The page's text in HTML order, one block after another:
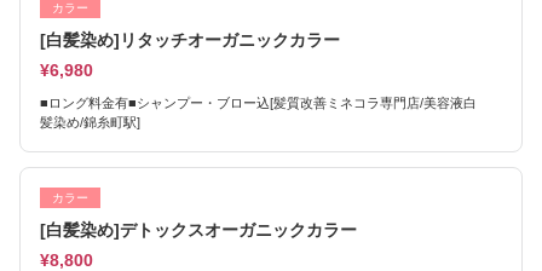
カラー
[白髪染め]リタッチオーガニックカラー
¥6,980
■ロング料金有■シャンプー・ブロー込[髪質改善ミネコラ専門店/美容液白
髪染め/錦糸町駅]
カラー
[白髪染め]デトックスオーガニックカラー
¥8,800